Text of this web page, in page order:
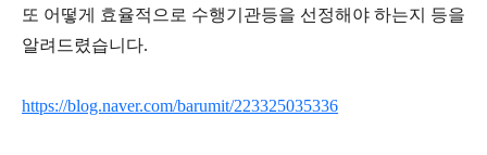
또 어떻게 효율적으로 수행기관등을 선정해야 하는지 등을
알려드렸습니다.
https://blog.naver.com/barumit/223325035336